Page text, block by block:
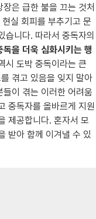
은 급한 불을 끄는 것처
실 회피를 부추기고 문
습니다. 따라서 중독자의
을 더욱 심화시키는 행
시 도박 중독이라는 큰
겪고 있음을 잊지 말아
이 겪는 이러한 어려움
중독자를 올바르게 지원
제공합니다. 혼자서 모
받아 함께 이겨낼 수 있